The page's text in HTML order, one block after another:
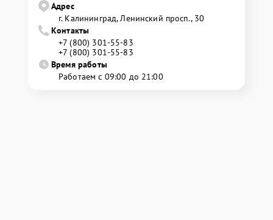
Адрес
г. Калининград, Ленинский просп., 30
Контакты
+7 (800) 301-55-83
+7 (800) 301-55-83
Время работы
Работаем с 09:00 до 21:00